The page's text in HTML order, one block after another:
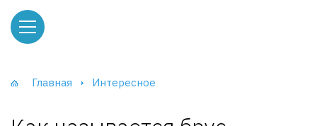
Главная Интересное
и тумбы